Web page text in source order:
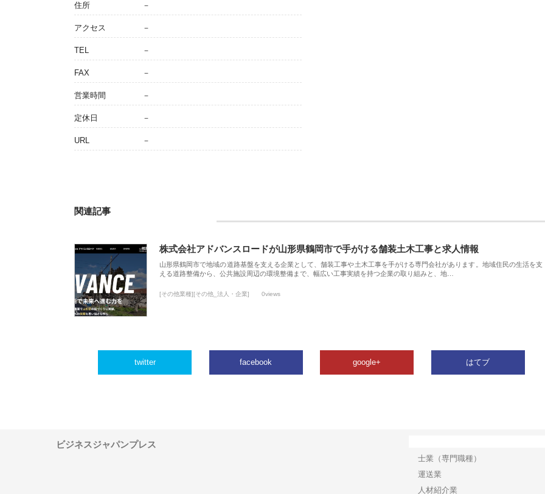
住所 －
アクセス －
TEL －
FAX －
営業時間 －
定休日 －
URL －
関連記事
株式会社アドバンスロードが山形県鶴岡市で手がける舗装土木工事と求人情報
山形県鶴岡市で地域の道路基盤を支える企業として、舗装工事や土木工事を手がける専門会社があります。地域住民の生活を支
える道路整備から、公共施設周辺の環境整備まで、幅広い工事実績を持つ企業の取り組みと、地…
[その他業種][その他_法人・企業] 0views
twitter facebook google+ はてブ
ビジネスジャパンプレス
士業（専門職種）
運送業
人材紹介業